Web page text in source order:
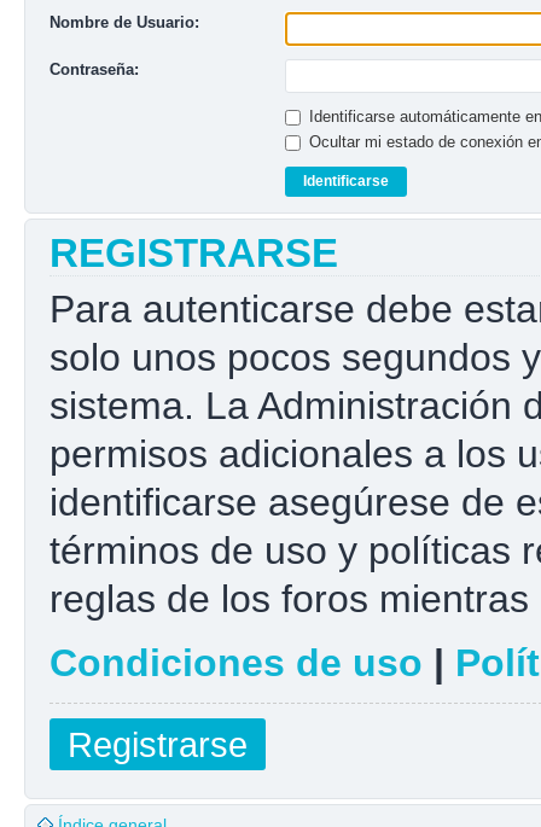
Nombre de Usuario:
Contraseña:
Identificarse automáticamente
Ocultar mi estado de conexión
REGISTRARSE
Para autenticarse debe
solo unos pocos segundos
sistema. La Administración
permisos adicionales a los
identificarse asegúrese de
términos de uso y políticas
reglas de los foros
Condiciones de uso |
Registrarse